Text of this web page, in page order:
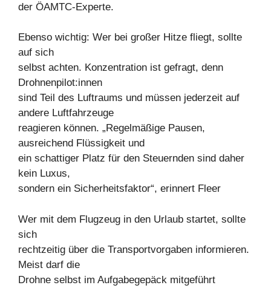
der ÖAMTC-Experte.
Ebenso wichtig: Wer bei großer Hitze fliegt, sollte
auf sich
selbst achten. Konzentration ist gefragt, denn
Drohnenpilot:innen
sind Teil des Luftraums und müssen jederzeit auf
andere Luftfahrzeuge
reagieren können. „Regelmäßige Pausen,
ausreichend Flüssigkeit und
ein schattiger Platz für den Steuernden sind daher
kein Luxus,
sondern ein Sicherheitsfaktor“, erinnert Fleer
Wer mit dem Flugzeug in den Urlaub startet, sollte
sich
rechtzeitig über die Transportvorgaben informieren.
Meist darf die
Drohne selbst im Aufgabegepäck mitgeführt